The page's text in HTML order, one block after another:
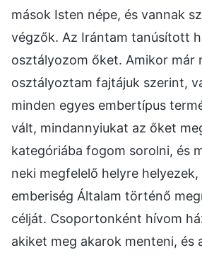
mások Isten népe, és vannak
végzők. Az Irántam tanúsított
osztályozom őket. Amikor már
osztályoztam fajtájuk szerint,
minden egyes embertípus
vált, mindannyiukat az őket
kategóriába fogom sorolni, és
neki megfelelő helyre
emberiség Általam történő
célját. Csoportonként hívom
akiket meg akarok menteni, és